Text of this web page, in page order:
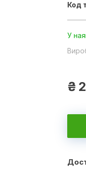
Код
У
₴